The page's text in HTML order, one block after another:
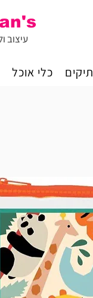
עיצוב
תיקים כלי אוכל